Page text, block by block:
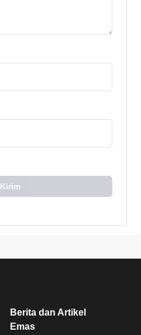
Kirim
Berita dan Artikel
Emas